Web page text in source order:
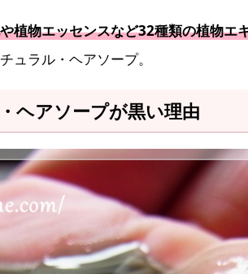
植物エッセンスなど32種類の植物エ
ュラル・ヘアソープ。
ヘアソープが黒い理由